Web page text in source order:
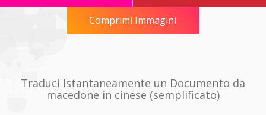
Comprimi Immagini
Traduci Istantaneamente un Documento da
macedone in cinese (semplificato)